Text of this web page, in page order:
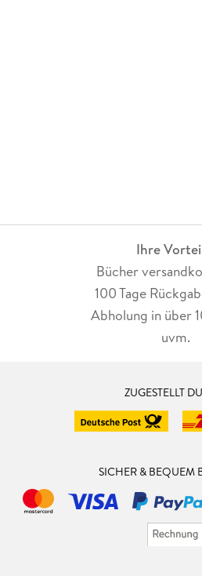
Ihre
Bücher
100 Tage
Abholung in über
uvm.
ZUGESTELLT
SICHER & BEQUEM